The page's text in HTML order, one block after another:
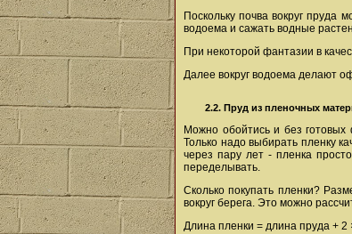
Поскольку почва вокруг
водоема и сажать водные
При некоторой фантазии в
Далее вокруг водоема делают
2.2. Пруд из пленочных
Можно обойтись и без готовых
Только надо выбирать пленку
через пару лет - пленка
переделывать.
Сколько покупать пленки?
вокруг берега. Это можно
Длина пленки = длина пруда + 2